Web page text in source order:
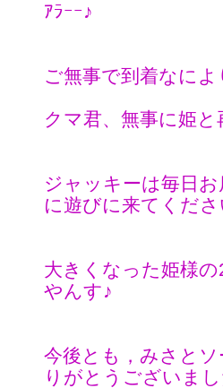
ｱﾗｰｰ♪
ご無事で到着なに
クマ君、無事に姫
ジャッキーは毎日
に遊びに来てくだ
大きくなった姫様
やんす♪
今後とも，みさと
りがとうございま